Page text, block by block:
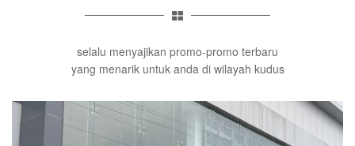
selalu menyajikan promo-promo terbaru
yang menarik untuk anda di wilayah kudus